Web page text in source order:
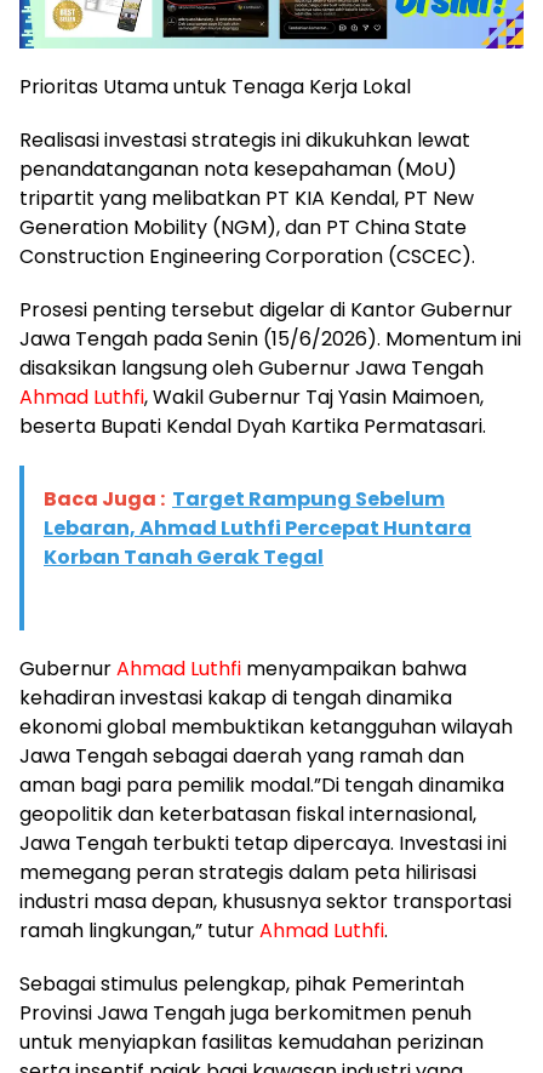
​Prioritas Utama untuk Tenaga Kerja Lokal
​Realisasi investasi strategis ini dikukuhkan lewat
penandatanganan nota kesepahaman (MoU)
tripartit yang melibatkan PT KIA Kendal, PT New
Generation Mobility (NGM), dan PT China State
Construction Engineering Corporation (CSCEC).
​Prosesi penting tersebut digelar di Kantor Gubernur
Jawa Tengah pada Senin (15/6/2026). Momentum ini
disaksikan langsung oleh Gubernur Jawa Tengah
Ahmad Luthfi, Wakil Gubernur Taj Yasin Maimoen,
beserta Bupati Kendal Dyah Kartika Permatasari.
Baca Juga : Target Rampung Sebelum
Lebaran, Ahmad Luthfi Percepat Huntara
Korban Tanah Gerak Tegal
​GubernurAhmad Luthfi menyampaikan bahwa
kehadiran investasi kakap di tengah dinamika
ekonomi global membuktikan ketangguhan wilayah
Jawa Tengah sebagai daerah yang ramah dan
aman bagi para pemilik modal.​”Di tengah dinamika
geopolitik dan keterbatasan fiskal internasional,
Jawa Tengah terbukti tetap dipercaya. Investasi ini
memegang peran strategis dalam peta hilirisasi
industri masa depan, khususnya sektor transportasi
ramah lingkungan,” tuturAhmad Luthfi.
​Sebagai stimulus pelengkap, pihak Pemerintah
Provinsi Jawa Tengah juga berkomitmen penuh
untuk menyiapkan fasilitas kemudahan perizinan